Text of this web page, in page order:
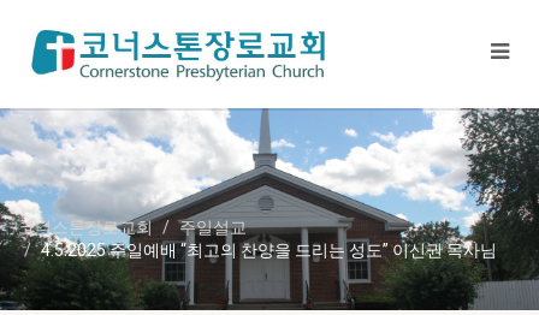
코너스톤장로교회
주일설교
4.5.2025 주일예배 “최고의 찬양을 드리는 성도” 이신권 목사님